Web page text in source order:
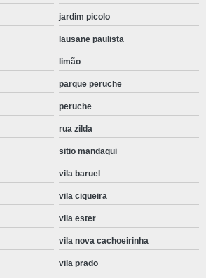
jardim picolo
lausane paulista
limão
parque peruche
peruche
rua zilda
sitio mandaqui
vila baruel
vila ciqueira
vila ester
vila nova cachoeirinha
vila prado